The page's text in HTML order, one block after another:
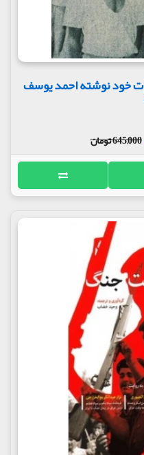
خود نوشته احمد یوسف
645,000 تومان